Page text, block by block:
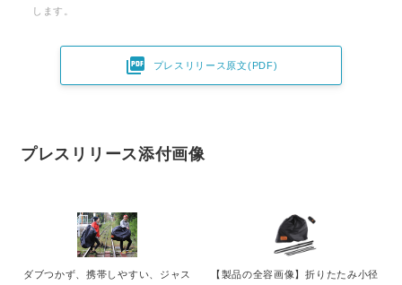
します。
 プレスリリース原文(PDF)
プレスリリース添付画像
ダブつかず、携帯しやすい、ジャス
【製品の全容画像】折りたたみ小径